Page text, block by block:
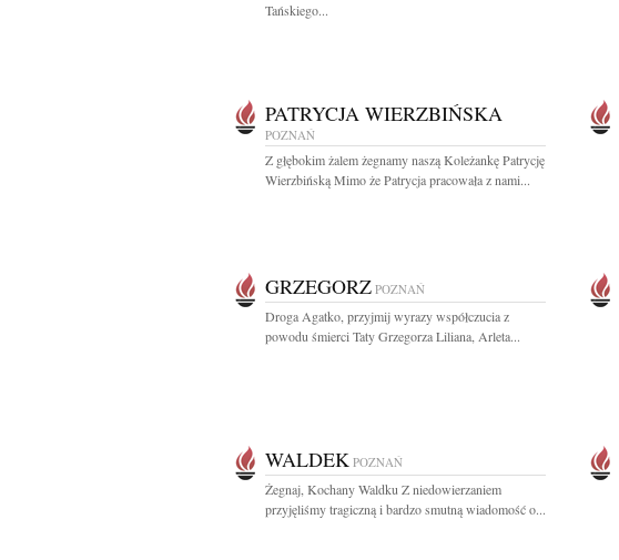
Tańskiego...
PATRYCJA WIERZBIŃSKA
POZNAŃ
Z głębokim żalem żegnamy naszą Koleżankę Patrycję
Wierzbińską Mimo że Patrycja pracowała z nami...
GRZEGORZ POZNAŃ
Droga Agatko, przyjmij wyrazy współczucia z
powodu śmierci Taty Grzegorza Liliana, Arleta...
WALDEK POZNAŃ
Żegnaj, Kochany Waldku Z niedowierzaniem
przyjęliśmy tragiczną i bardzo smutną wiadomość o...